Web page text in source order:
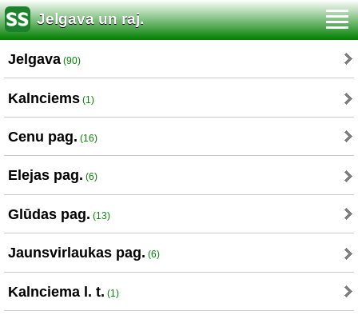
Jelgava un raj.
Jelgava (90)
Kalnciems (1)
Cenu pag. (16)
Elejas pag. (6)
Glūdas pag. (13)
Jaunsvirlaukas pag. (6)
Kalnciema l. t. (1)